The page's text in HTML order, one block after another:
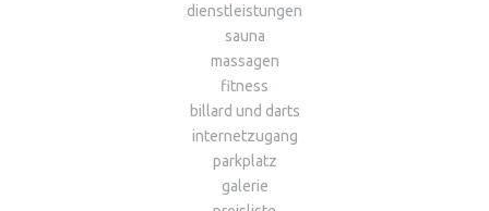
dienstleistungen
sauna
massagen
fitness
billard und darts
internetzugang
parkplatz
galerie